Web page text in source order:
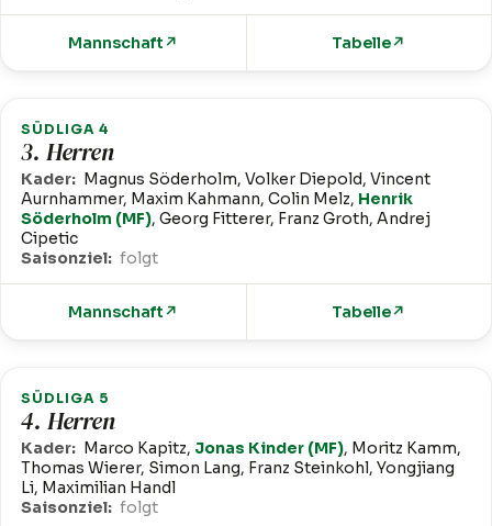
Mannschaft ↗ Tabelle↗
SÜDLIGA 4
3. Herren
Kader: Magnus Söderholm, Volker Diepold, Vincent
Aurnhammer, Maxim Kahmann, Colin Melz, Henrik
Söderholm (MF), Georg Fitterer, Franz Groth, Andrej
Cipetic
Saisonziel: folgt
Mannschaft ↗ Tabelle↗
SÜDLIGA 5
4. Herren
Kader: Marco Kapitz, Jonas Kinder (MF), Moritz Kamm,
Thomas Wierer, Simon Lang, Franz Steinkohl, Yongjiang
Li, Maximilian Handl
Saisonziel: folgt